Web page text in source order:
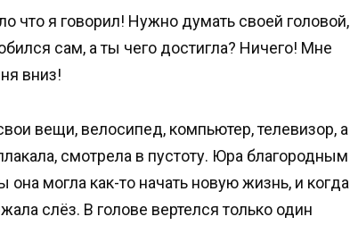
что я говорил! Нужно думать своей головой,
сам, а ты чего достигла? Ничего! Мне
вниз!
вещи, велосипед, компьютер, телевизор, а
смотрела в пустоту. Юра благородным
могла как-то начать новую жизнь, и когда
слёз. В голове вертелся только один